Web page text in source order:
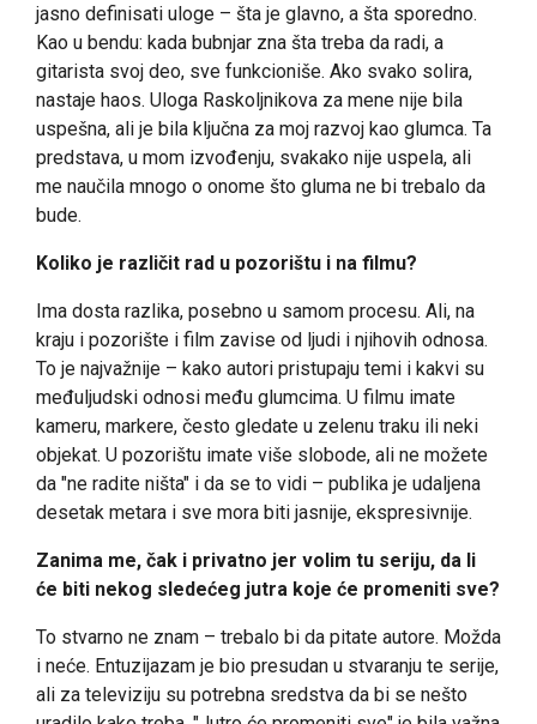
jasno definisati uloge – šta je glavno, a šta sporedno.
Kao u bendu: kada bubnjar zna šta treba da radi, a
gitarista svoj deo, sve funkcioniše. Ako svako solira,
nastaje haos. Uloga Raskoljnikova za mene nije bila
uspešna, ali je bila ključna za moj razvoj kao glumca. Ta
predstava, u mom izvođenju, svakako nije uspela, ali
me naučila mnogo o onome što gluma ne bi trebalo da
bude.
Koliko je različit rad u pozorištu i na filmu?
Ima dosta razlika, posebno u samom procesu. Ali, na
kraju i pozorište i film zavise od ljudi i njihovih odnosa.
To je najvažnije – kako autori pristupaju temi i kakvi su
međuljudski odnosi među glumcima. U filmu imate
kameru, markere, često gledate u zelenu traku ili neki
objekat. U pozorištu imate više slobode, ali ne možete
da "ne radite ništa" i da se to vidi – publika je udaljena
desetak metara i sve mora biti jasnije, ekspresivnije.
Zanima me, čak i privatno jer volim tu seriju, da li
će biti nekog sledećeg jutra koje će promeniti sve?
To stvarno ne znam – trebalo bi da pitate autore. Možda
i neće. Entuzijazam je bio presudan u stvaranju te serije,
ali za televiziju su potrebna sredstva da bi se nešto